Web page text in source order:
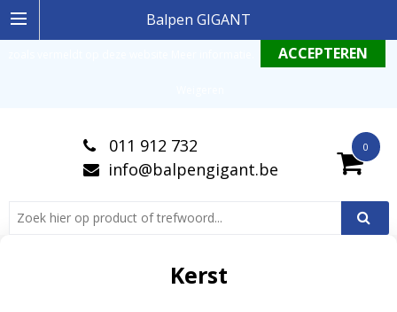
Balpen GIGANT
0
011 912 732
info@balpengigant.be
Kerst
Ingelogde gebruiker stemt in met de geldende omgang productinformatie